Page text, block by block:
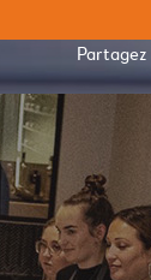
Partagez